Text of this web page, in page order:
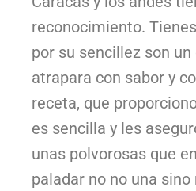
reconocimiento.
por su sencillez son
atrapara con sabor y
receta, que
es sencilla y les
unas polvorosas que
paladar no no una